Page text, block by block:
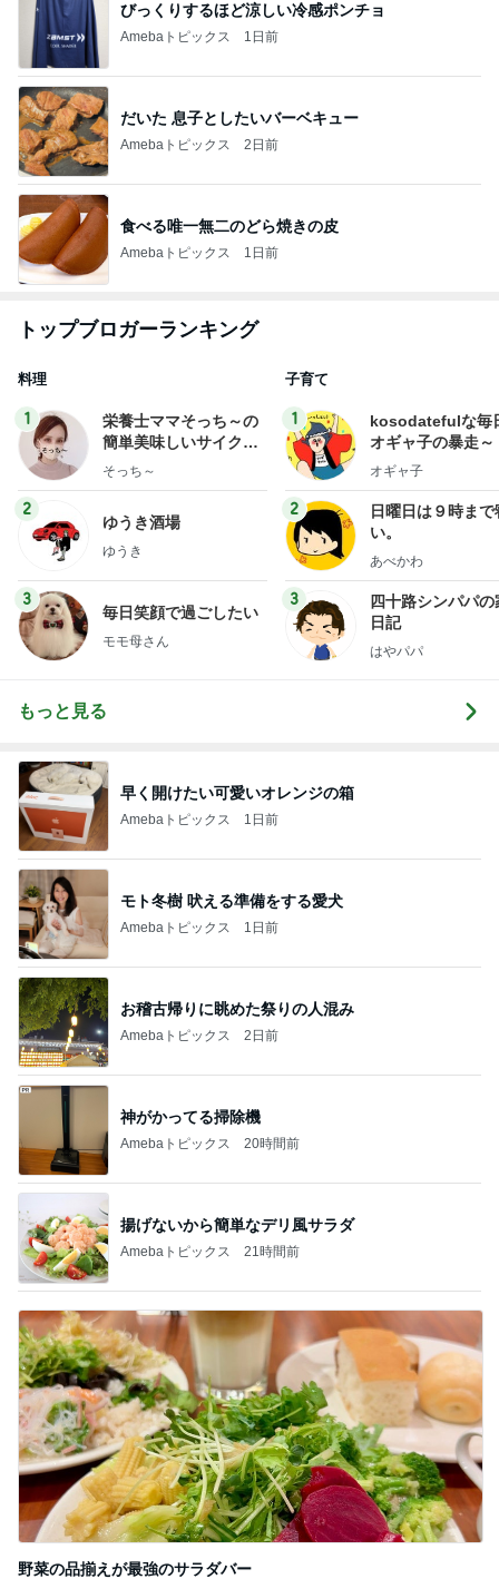
びっくりするほど涼しい冷感ポンチョ
Amebaトピックス 1日前
だいた 息子としたいバーベキュー
Amebaトピックス 2日前
食べる唯一無二のどら焼きの皮
Amebaトピックス 1日前
トップブロガーランキング
料理
1
栄養士ママそっち～の
簡単美味しいサイクル
献立
そっち～
2
ゆうき酒場
ゆうき
3
毎日笑顔で過ごしたい
モモ母さん
子育て
1
kosodatefulな毎
オギャ子の暴走～
オギャ子
2
日曜日は９時まで
い。
あべかわ
3
四十路シンパパの
日記
はやパパ
もっと見る
早く開けたい可愛いオレンジの箱
Amebaトピックス 1日前
モト冬樹 吠える準備をする愛犬
Amebaトピックス 1日前
お稽古帰りに眺めた祭りの人混み
Amebaトピックス 2日前
神がかってる掃除機
Amebaトピックス 20時間前
揚げないから簡単なデリ風サラダ
Amebaトピックス 21時間前
野菜の品揃えが最強のサラダバー